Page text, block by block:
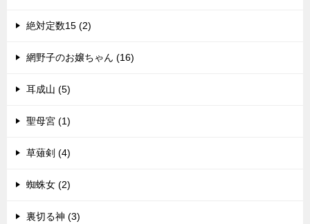
絶対定数15 (2)
網野子のお嬢ちゃん (16)
耳成山 (5)
聖母宮 (1)
草薙剣 (4)
蜘蛛女 (2)
裏切る神 (3)